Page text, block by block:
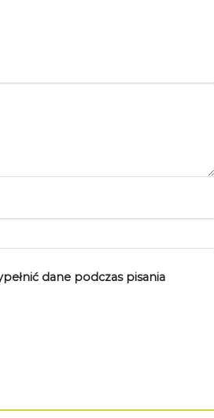
dane podczas pisania